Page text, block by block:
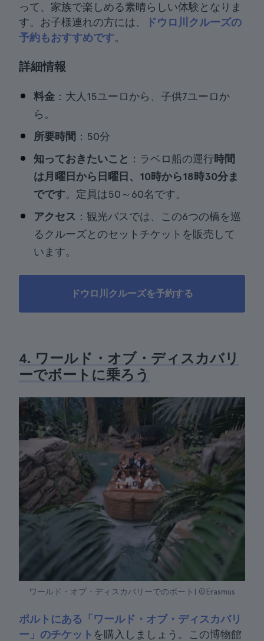
って、家族で楽しめる素晴らしい体験となりま
す。お子様連れの方には、
ドウロ川クルーズの
予約もおすすめです。
詳細情報
料金 ：大人15ユーロから、子供7ユーロか
ら。
所要時間 ：50分
知っておきたいこと ：ラベロ船の運行時間
は月曜日から日曜日、10時から18時30分ま
でです。定員は50～60名です。
アクセス ：観光バスでは、この6つの橋を巡
るクルーズとのセットチケットを販売して
います。
ドウロ川クルーズを予約する
4. ワールド・オブ・ディスカバリ
ーでボートに乗ろう
ワールド・オブ・ディスカバリーでのボート| ©Erasmus
ポルトにある「ワールド・オブ・ディスカバリ
ー」のチケット を購入しましょう。この博物館